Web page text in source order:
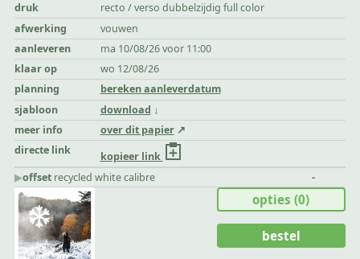
druk
recto / verso dubbelzijdig full color
afwerking
vouwen
aanleveren
ma 10/08/26 voor 11:00
klaar op
wo 12/08/26
planning
bereken aanleverdatum
sjabloon
download
meer info
over dit papier
directe link
kopieer link
▶︎offset recycled white calibre -
opties(0)
bestel